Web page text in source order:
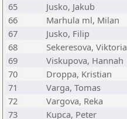
65
Jusko, Jakub
66
Marhula ml, Milan
67
Jusko, Filip
68
Sekeresova, Viktoria
69
Viskupova, Hannah
70
Droppa, Kristian
71
Varga, Tomas
72
Vargova, Reka
73
Kupca, Peter